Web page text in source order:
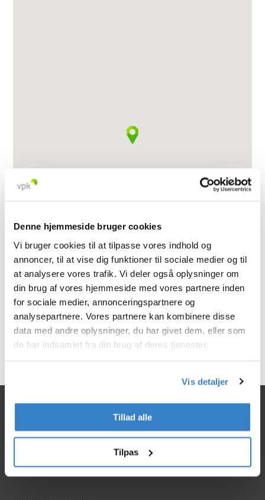
Denne hjemmeside bruger cookies
Vi bruger cookies til at tilpasse vores indhold og
annoncer, til at vise dig funktioner til sociale medier og til
at analysere vores trafik. Vi deler også oplysninger om
din brug af vores hjemmeside med vores partnere inden
for sociale medier, annonceringspartnere og
analysepartnere. Vores partnere kan kombinere disse
data med andre oplysninger, du har givet dem, eller som
de har indsamlet fra din brug af deres tjenester.
Vis detaljer
Tillad alle
Tilpas
< Gå tilbage